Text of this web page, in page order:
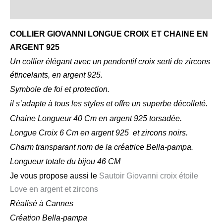
COLLIER GIOVANNI LONGUE CROIX ET CHAINE EN
ARGENT 925
Un collier élégant avec un pendentif croix serti de zircons
étincelants, en argent 925.
Symbole de foi et protection.
il s’adapte à tous les styles et offre un superbe décolleté.
Chaine Longueur 40 Cm en argent 925 torsadée.
Longue Croix 6 Cm en argent 925 et zircons noirs.
Charm transparant nom de la créatrice Bella-pampa.
Longueur totale du bijou 46 CM
Je vous propose aussi le Sautoir Giovanni croix étoile
Love en argent et zircons
Réalisé à Cannes
Création Bella-pampa